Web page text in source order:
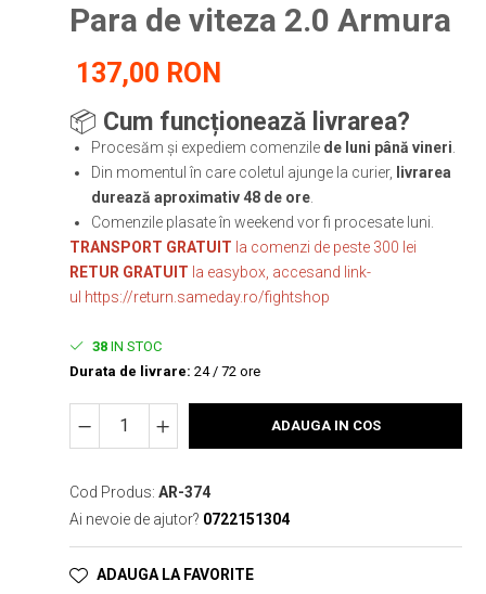
Para de viteza 2.0 Armura
137,00 RON
📦 Cum funcționează livrarea?
Procesăm și expediem comenzile de luni până vineri
Din momentul în care coletul ajunge la curier,
livrarea
durează aproximativ 48 de ore
Comenzile plasate în weekend vor fi procesate luni.
TRANSPORT GRATUIT la comenzi de peste 300 lei
RETUR GRATUIT la easybox, accesand link-
ul https://return.sameday.ro/fightshop
38 IN STOC
Durata de livrare: 24 / 72 ore
ADAUGA IN COS
Cod Produs: AR-374
Ai nevoie de ajutor? 0722151304
ADAUGA LA FAVORITE